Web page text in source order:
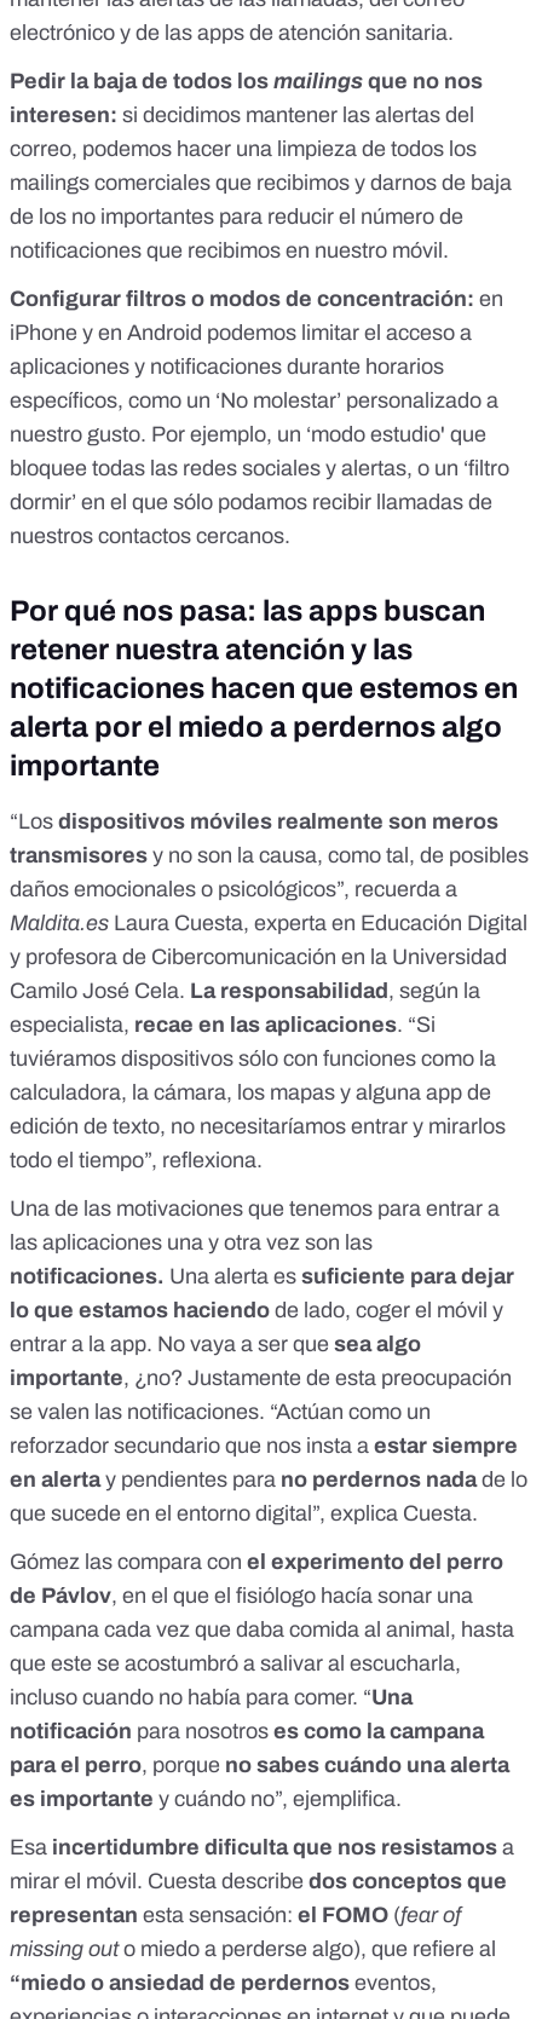
electrónico y de las apps de atención sanitaria.
Pedir la baja de todos los mailings que no nos
interesen: si decidimos mantener las alertas del
correo, podemos hacer una limpieza de todos los
mailings comerciales que recibimos y darnos de baja
de los no importantes para reducir el número de
notificaciones que recibimos en nuestro móvil.
Configurar filtros o modos de concentración: en
iPhone y en Android podemos limitar el acceso a
aplicaciones y notificaciones durante horarios
específicos, como un ‘No molestar’ personalizado a
nuestro gusto. Por ejemplo, un ‘modo estudio' que
bloquee todas las redes sociales y alertas, o un ‘filtro
dormir’ en el que sólo podamos recibir llamadas de
nuestros contactos cercanos.
Por qué nos pasa: las apps buscan
retener nuestra atención y las
notificaciones hacen que estemos en
alerta por el miedo a perdernos algo
importante
“Los dispositivos móviles realmente son meros
transmisores y no son la causa, como tal, de posibles
daños emocionales o psicológicos”, recuerda a
Maldita.es Laura Cuesta, experta en Educación Digital
y profesora de Cibercomunicación en la Universidad
Camilo José Cela. La responsabilidad , según la
especialista, recae en las aplicaciones. “Si
tuviéramos dispositivos sólo con funciones como la
calculadora, la cámara, los mapas y alguna app de
edición de texto, no necesitaríamos entrar y mirarlos
todo el tiempo”, reflexiona.
Una de las motivaciones que tenemos para entrar a
las aplicaciones una y otra vez son las
notificaciones. Una alerta es suficiente para dejar
lo que estamos haciendo de lado, coger el móvil y
entrar a la app. No vaya a ser que sea algo
importante, ¿no? Justamente de esta preocupación
se valen las notificaciones. “Actúan como un
reforzador secundario que nos insta a estar siempre
en alertay pendientes para no perdernos nadade lo
que sucede en el entorno digital”, explica Cuesta.
Gómez las compara con el experimento del perro
de Pávlov, en el que el fisiólogo hacía sonar una
campana cada vez que daba comida al animal, hasta
que este se acostumbró a salivar al escucharla,
incluso cuando no había para comer. “Una
notificación para nosotros es como la campana
para el perro, porque no sabes cuándo una alerta
es importante y cuándo no”, ejemplifica.
Esa incertidumbre dificulta que nos resistamos a
mirar el móvil. Cuesta describe dos conceptos que
representan esta sensación: el FOMO (fear of
missing outo miedo a perderse algo), que refiere al
“miedo o ansiedad de perdernos eventos,